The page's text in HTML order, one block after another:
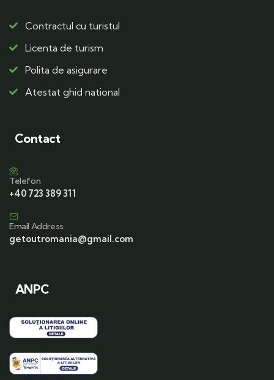
Contractul cu turistul
Licenta de turism
Polita de asigurare
Atestat ghid national
Contact
Telefon
+40 723 389 311
Email Address
getoutromania@gmail.com
ANPC